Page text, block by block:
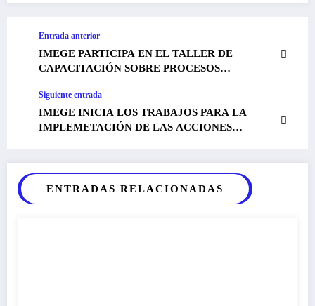
Entrada anterior
IMEGE PARTICIPA EN EL TALLER DE
CAPACITACIÓN SOBRE PROCESOS
SOS EN MALABO.
Siguiente entrada
IMEGE INICIA LOS TRABAJOS PARA LA
IMPLEMETACIÓN DE LAS ACCIONES
ENTRADAS RELACIONADAS